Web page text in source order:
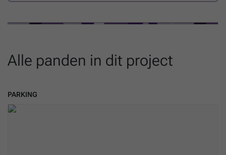
Alle panden in dit project
PARKING